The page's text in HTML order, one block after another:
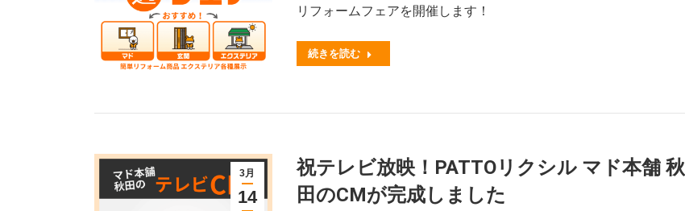
リフォームフェアを開催します！
続きを読む
3月
14
祝テレビ放映！PATTOリクシル マド本舗 秋
田のCMが完成しました